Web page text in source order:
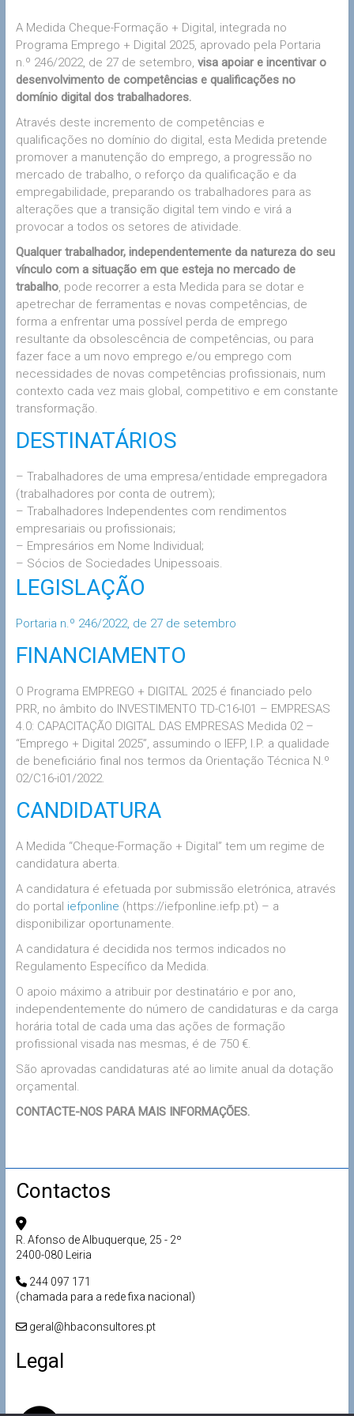
A Medida Cheque-Formação + Digital, integrada no
Programa Emprego + Digital 2025, aprovado pela Portaria
n.º 246/2022, de 27 de setembro, visa apoiar e incentivar o
desenvolvimento de competências e qualificações no
domínio digital dos trabalhadores.
Através deste incremento de competências e
qualificações no domínio do digital, esta Medida pretende
promover a manutenção do emprego, a progressão no
mercado de trabalho, o reforço da qualificação e da
empregabilidade, preparando os trabalhadores para as
alterações que a transição digital tem vindo e virá a
provocar a todos os setores de atividade.
Qualquer trabalhador, independentemente da natureza do seu
vínculo com a situação em que esteja no mercado de
trabalho, pode recorrer a esta Medida para se dotar e
apetrechar de ferramentas e novas competências, de
forma a enfrentar uma possível perda de emprego
resultante da obsolescência de competências, ou para
fazer face a um novo emprego e/ou emprego com
necessidades de novas competências profissionais, num
contexto cada vez mais global, competitivo e em constante
transformação.
DESTINATÁRIOS
– Trabalhadores de uma empresa/entidade empregadora
(trabalhadores por conta de outrem);
– Trabalhadores Independentes com rendimentos
empresariais ou profissionais;
– Empresários em Nome Individual;
– Sócios de Sociedades Unipessoais.
LEGISLAÇÃO
Portaria n.º 246/2022, de 27 de setembro
FINANCIAMENTO
O Programa EMPREGO + DIGITAL 2025 é financiado pelo
PRR, no âmbito do INVESTIMENTO TD-C16-I01 – EMPRESAS
4.0: CAPACITAÇÃO DIGITAL DAS EMPRESAS Medida 02 –
“Emprego + Digital 2025”, assumindo o IEFP, I.P. a qualidade
de beneficiário final nos termos da Orientação Técnica N.º
02/C16-i01/2022.
CANDIDATURA
A Medida “Cheque-Formação + Digital” tem um regime de
candidatura aberta.
A candidatura é efetuada por submissão eletrónica, através
do portal iefponline (https://iefponline.iefp.pt) – a
disponibilizar oportunamente.
A candidatura é decidida nos termos indicados no
Regulamento Específico da Medida.
O apoio máximo a atribuir por destinatário e por ano,
independentemente do número de candidaturas e da carga
horária total de cada uma das ações de formação
profissional visada nas mesmas, é de 750 €.
São aprovadas candidaturas até ao limite anual da dotação
orçamental.
CONTACTE-NOS PARA MAIS INFORMAÇÕES.
Contactos
R. Afonso de Albuquerque, 25 - 2º
2400-080 Leiria
244 097 171
(chamada para a rede fixa nacional)
geral@hbaconsultores.pt
Legal